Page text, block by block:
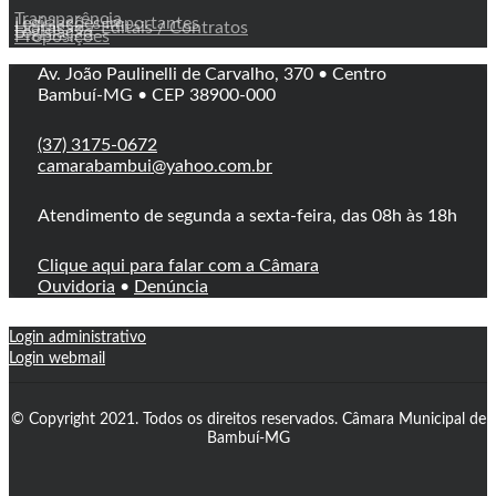
Transparência
Legislações Importantes
Licitação / Editais / Contratos
Legislação
Proposições
Av. João Paulinelli de Carvalho, 370 • Centro
Bambuí-MG • CEP 38900-000
(37) 3175-0672
camarabambui@yahoo.com.br
Atendimento de segunda a sexta-feira, das 08h às 18h
Clique aqui para falar com a Câmara
Ouvidoria • Denúncia
Login administrativo
Login webmail
© Copyright 2021. Todos os direitos reservados. Câmara Municipal de
Bambuí-MG